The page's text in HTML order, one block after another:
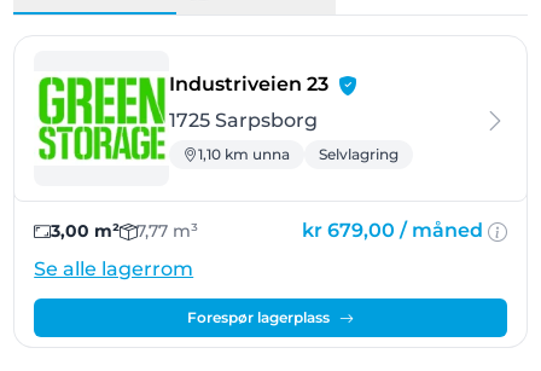
Industriveien 23- Sarpsborg
1725 Sarpsborg
1,10 km unna Selvlagring
3,00 m² 7,77 m³ kr 679,00 / måned
Se alle lagerrom
Forespør lagerplass